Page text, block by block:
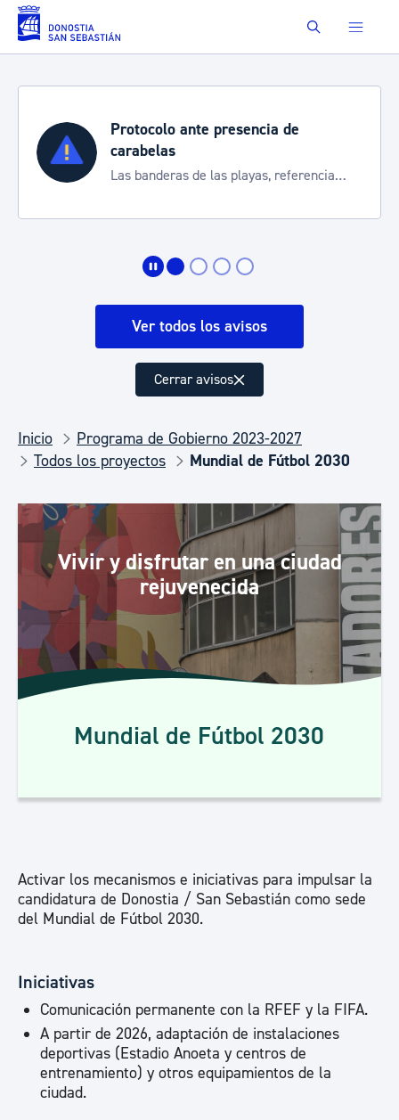
Saltar al contenido principal Buscar
Protocolo ante presencia de
carabelas
Las banderas de las playas, referencia
Ver todos los avisos
Cerrar avisos
Inicio
Programa de Gobierno 2023-2027
Todos los proyectos
Mundial de Fútbol 2030
Vivir y disfrutar en una ciudad
rejuvenecida
Mundial de Fútbol 2030
Activar los mecanismos e iniciativas para impulsar la
candidatura de Donostia / San Sebastián como sede
del Mundial de Fútbol 2030.
Iniciativas
Comunicación permanente con la RFEF y la FIFA.
A partir de 2026, adaptación de instalaciones
deportivas (Estadio Anoeta y centros de
entrenamiento) y otros equipamientos de la
ciudad.